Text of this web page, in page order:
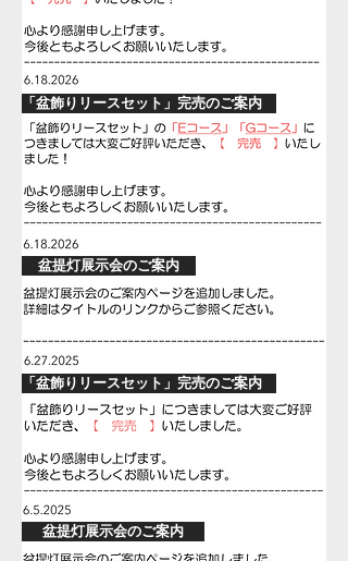
「盆飾りリースセット」完売のご案内
盆提灯展示会のご案内
「盆飾りリースセット」完売のご案内
盆提灯展示会のご案内